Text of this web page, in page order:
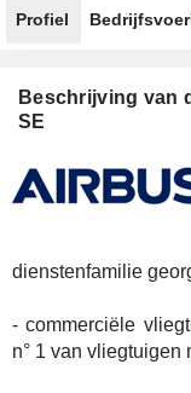
Profiel
Beschrijving van
SE
dienstenfamilie
- commerciële
n° 1 van vliegtuigen